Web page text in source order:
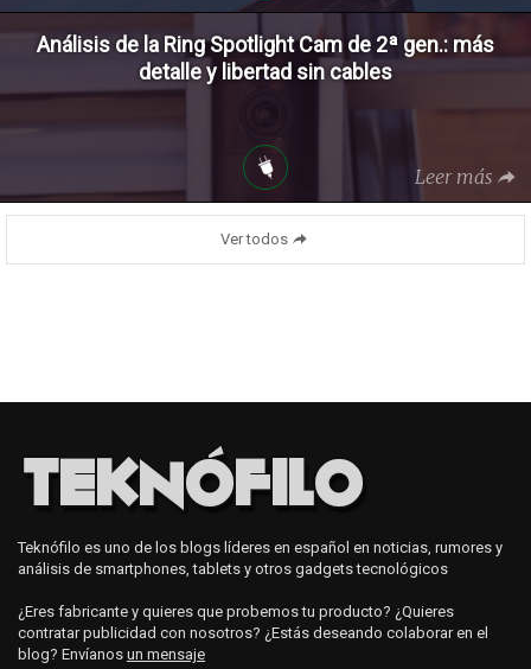
Análisis de la Ring Spotlight Cam de 2ª gen.: más
detalle y libertad sin cables
Leer más
Ver todos
Teknófilo es uno de los blogs líderes en español en noticias, rumores y
análisis de smartphones, tablets y otros gadgets tecnológicos
¿Eres fabricante y quieres que probemos tu producto? ¿Quieres
contratar publicidad con nosotros? ¿Estás deseando colaborar en el
blog? Envíanos un mensaje